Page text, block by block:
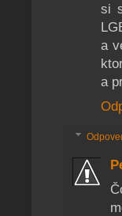
si
a
a